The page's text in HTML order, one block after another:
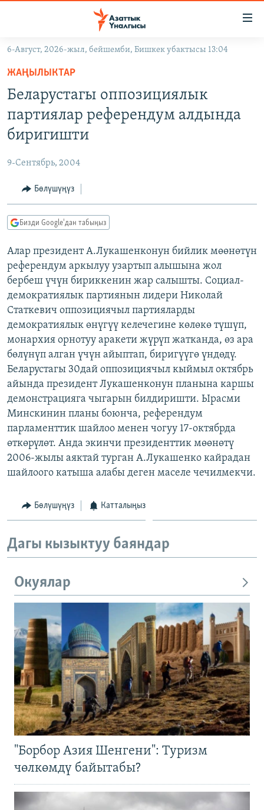
Навигацияга
өтүңүз
Издөөгө
салыңызКЫРГЫЗСТАН
МАДАНИЯТ
ДҮЙНӨ
УКРАИНА
ТВ ПРОГРАММАЛАР
БҮГҮН АЗАТТЫКТА
ДАНИСТЕ
ЭЖЕ-СИҢДИЛЕР
АЗАТТЫК+
ПОДКАСТ
ОНЛАЙН ШЕРИНЕ
ЭЕ/АРнун бардык сайттары
6-Август, 2026-жыл, бейшемби, Бишкек убактысы 13:04
ЖАҢЫЛЫКТАР
Беларустагы оппозициялык
партиялар референдум алдында
биригишти
9-Сентябрь, 2004
Бөлүшүңүз
Бизди Google'дан табыңыз
Алар президент А.Лукашенконун бийлик мөөнөтүн
референдум аркылуу узартып алышына жол
бербеш үчүн бириккенин жар салышты. Социал-
демократиялык партиянын лидери Николай
Статкевич оппозициячыл партияларды
демократиялык өнүгүү келечегине көлөкө түшүп,
монархия орнотуу аракети жүрүп жатканда, өз ара
бөлүнүп алган үчүн айыптап, биригүүгө үндөдү.
Беларустагы 30дай оппозициячыл кыймыл октябрь
айында президент Лукашенконун планына каршы
демонстрацияга чыгарын билдиришти. Ырасми
Минскинин планы боюнча, референдум
парламенттик шайлоо менен чогуу 17-октябрда
өткөрүлөт. Анда экинчи президенттик мөөнөтү
2006-жылы аяктай турган А.Лукашенко кайрадан
шайлоого катыша алабы деген маселе чечилмекчи.
Бөлүшүңүз Катталыңыз
Дагы кызыктуу баяндар
Окуялар
"Борбор Азия Шенгени": Туризм
чөлкөмдү байытабы?